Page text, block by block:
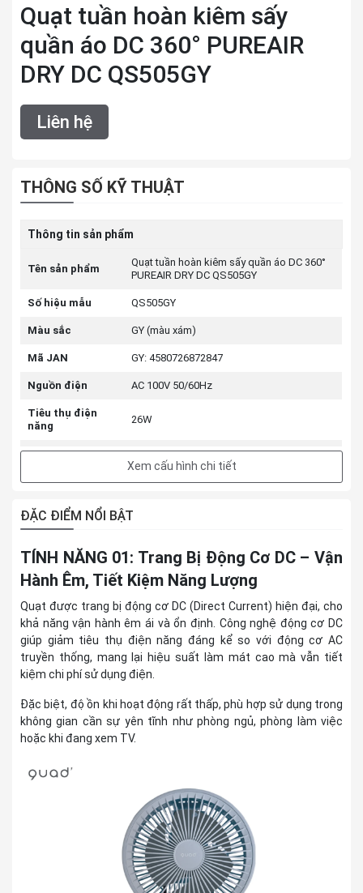
Quạt tuần hoàn kiêm sấy
quần áo DC 360° PUREAIR
DRY DC QS505GY
Liên hệ
THÔNG SỐ KỸ THUẬT
Thông tin sản phẩm
Tên sản phẩm
Quạt tuần hoàn kiêm sấy quần áo DC 360°
PUREAIR DRY DC QS505GY
Số hiệu mẫu QS505GY
Màu sắc GY (màu xám)
Mã JAN GY: 4580726872847
Nguồn điện AC 100V 50/60Hz
Tiêu thụ điện
năng
26W
Vật liệu ABS
Cài đặt luồng
Chuyển đổi 12 bước
Chuyển động
Hẹn giờ bật 1 đến 8 giờ (tăng dần theo từng giờ)
Hẹn giờ tắt 1 đến 8 giờ (tăng dần theo từng giờ)
Chế độ
Chế độ sấy quần áo:
- 1,5kg: 30° trái/phải trong 2 giờ
- 3kg: 60° trái/phải trong 3 giờ
- 5kg: 90° trái/phải trong 4 giờ
Diện tích áp
dụng (tatami)
Kích thước /
Trọng lượng
Xấp xỉ Rộng 23 x Sâu 21 x Cao 31 cm / Xấp
xỉ 1,6kg
hành
Xem cấu hình chi tiết
ĐẶC ĐIỂM NỔI BẬT
TÍNH NĂNG 01: Trang Bị Động Cơ DC – Vận
Hành Êm, Tiết Kiệm Năng Lượng
Quạt được trang bị động cơ DC (Direct Current) hiện đại, cho
khả năng vận hành êm ái và ổn định. Công nghệ động cơ DC
giúp giảm tiêu thụ điện năng đáng kể so với động cơ AC
truyền thống, mang lại hiệu suất làm mát cao mà vẫn tiết
kiệm chi phí sử dụng điện.
Đặc biệt, độ ồn khi hoạt động rất thấp, phù hợp sử dụng trong
không gian cần sự yên tĩnh như phòng ngủ, phòng làm việc
hoặc khi đang xem TV.